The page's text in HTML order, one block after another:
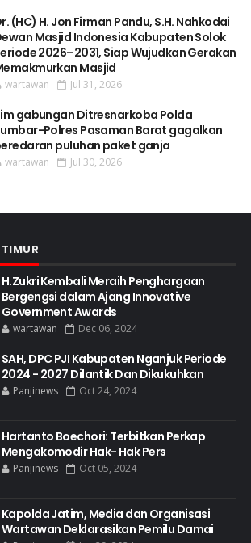
(HC) H. Jon Firman Pandu, S.H. Nahkodai
Masjid Indonesia Kabupaten Solok
2026–2031, Siap Wujudkan Gerakan
Masjid
wartawan Jul 31, 2026
gabungan Ditresnarkoba Polda
Polres Pasaman Barat gagalkan
puluhan paket ganja
wartawan Jul 30, 2026
H.Zukri Kembali Meraih Penghargaan
Bergengsi dalam Ajang Innovative
Government Awards
wartawan Dec 06, 2024
SAH, DPC PJI Kabupaten Nganjuk Periode
2024 - 2027 Dilantik Dan Dikukuhkan
Panjinews Oct 24, 2024
Hartanto Boechori: Terbitkan Perkap
Mengakomodir Hak- Hak Pers
Panjinews Oct 05, 2024
Kapolda Jatim, Media dan Organisasi
Wartawan Deklarasikan Pemilu Damai